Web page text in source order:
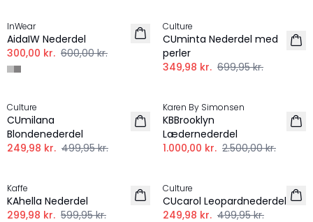
InWear
AidaIW Nederdel
300,00 kr. 600,00 kr.
Culture
CUminta Nederdel med
perler
349,98 kr. 699,95 kr.
Culture
CUmilana
Blondenederdel
249,98 kr. 499,95 kr.
Karen By Simonsen
KBBrooklyn
Lædernederdel
1.000,00 kr. 2.500,00 kr.
Kaffe
KAhella Nederdel
299,98 kr. 599,95 kr.
Culture
CUcarol Leopardnederdel
249,98 kr. 499,95 kr.